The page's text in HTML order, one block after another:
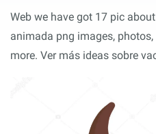
Web we have got 17 pic
animada png images,
more. Ver más ideas sobre